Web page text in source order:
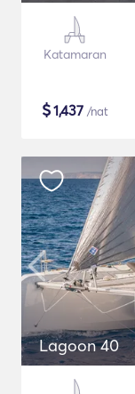
Katamaran
$1,437 /nat
Lagoon 40